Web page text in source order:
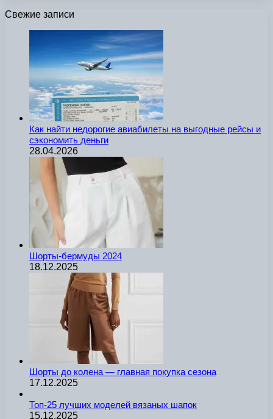
Свежие записи
Как найти недорогие авиабилеты на выгодные рейсы и
сэкономить деньги
28.04.2026
Шорты-бермуды 2024
18.12.2025
Шорты до колена — главная покупка сезона
17.12.2025
Топ-25 лучших моделей вязаных шапок
15.12.2025